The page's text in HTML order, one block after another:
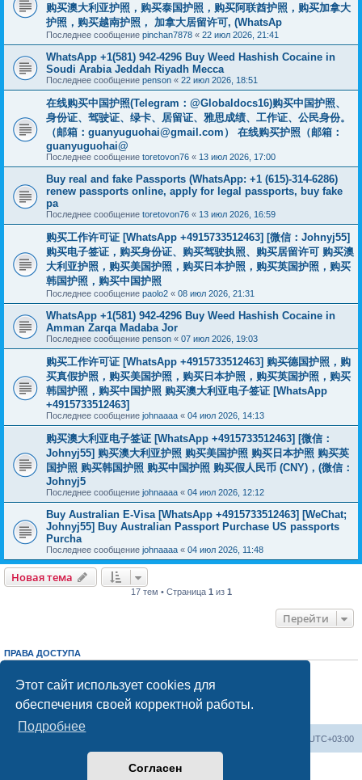
Этот сайт использует cookies для
обеспечения своей корректной работы.
Подробнее
Согласен
购买澳大利亚护照，购买泰国护照，购买阿联酋护照，购买加拿大
护照，购买越南护照， 加拿大居留许可, (WhatsAp
Последнее сообщение pinchan7878 « 22 июл 2026, 21:41
WhatsApp +1(581) 942-4296 Buy Weed Hashish Cocaine in
Soudi Arabia Jeddah Riyadh Mecca
Последнее сообщение penson « 22 июл 2026, 18:51
在线购买中国护照(Telegram：@Globaldocs16)购买中国护照、
身份证、驾驶证、绿卡、居留证、雅思成绩、工作证、公民身份。
（邮箱： guanyuguohai@gmail.com ） 在线购买护照（邮箱：
guanyuguohai@
Последнее сообщение toretovon76 « 13 июл 2026, 17:00
Buy real and fake Passports (WhatsApp: +1 (615)-314-6286)
renew passports online, apply for legal passports, buy fake
pa
Последнее сообщение toretovon76 « 13 июл 2026, 16:59
购买工作许可证 [WhatsApp +4915733512463] [微信：Johnyj55]
购买电子签证，购买身份证、购买驾驶执照、购买居留许可 购买澳
大利亚护照，购买美国护照，购买日本护照，购买英国护照，购买
韩国护照，购买中国护照
Последнее сообщение paolo2 « 08 июл 2026, 21:31
WhatsApp +1(581) 942-4296 Buy Weed Hashish Cocaine in
Amman Zarqa Madaba Jor
Последнее сообщение penson « 07 июл 2026, 19:03
购买工作许可证 [WhatsApp +4915733512463] 购买德国护照，购
买真假护照，购买美国护照，购买日本护照，购买英国护照，购买
韩国护照，购买中国护照 购买澳大利亚电子签证 [WhatsApp
+4915733512463]
Последнее сообщение johnaaaa « 04 июл 2026, 14:13
购买澳大利亚电子签证 [WhatsApp +4915733512463] [微信：
Johnyj55] 购买澳大利亚护照 购买美国护照 购买日本护照 购买英
国护照 购买韩国护照 购买中国护照 购买假人民币 (CNY)，(微信：
Johnyj5
Последнее сообщение johnaaaa « 04 июл 2026, 12:12
Buy Australian E-Visa [WhatsApp +4915733512463] [WeChat;
Johnyj55] Buy Australian Passport Purchase US passports
Purcha
Последнее сообщение johnaaaa « 04 июл 2026, 11:48
Новая тема
17 тем • Страница 1 из 1
Перейти
ПРАВА ДОСТУПА
Выне можетеотвечать на сообщения
Выне можетередактировать свои сообщения
Выне можетеудалять свои сообщения
добавлять вложения
UTC+03:00
Создано на основеphpBB® Forum Software © phpBB Limited